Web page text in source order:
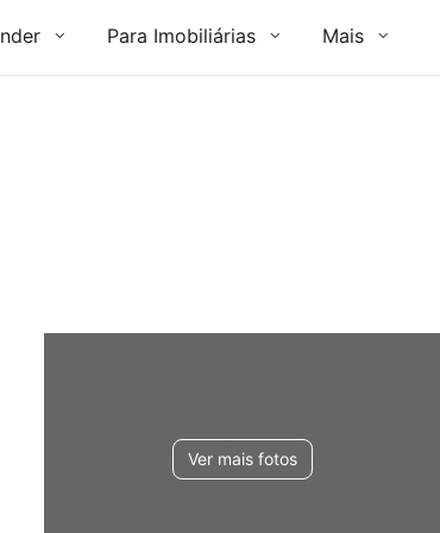
Para Imobiliárias Mais
Ver mais fotos